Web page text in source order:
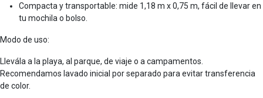
Compacta y transportable: mide 1,18 m x 0,75 m, fácil de llevar en
tu mochila o bolso.
Modo de uso:
Llevála a la playa, al parque, de viaje o a campamentos.
Recomendamos lavado inicial por separado para evitar transferencia
de color.